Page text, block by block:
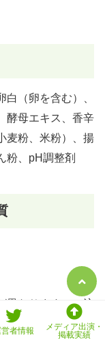
（卵を含む）、
酵母エキス、香辛
麦粉、米粉）、揚
粉、pH調整剤
異なりますので注
者情報
メディア出演・
掲載実績